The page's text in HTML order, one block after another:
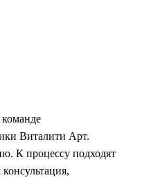
Виталити Арт.
К процессу подходят